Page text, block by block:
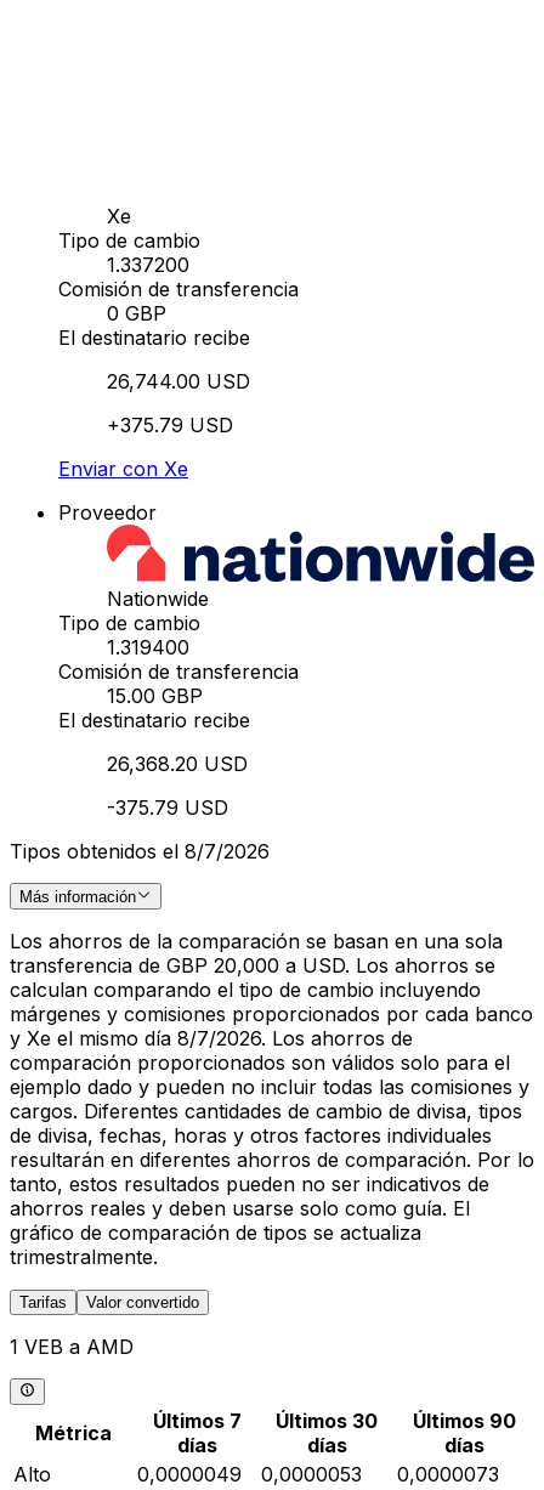
Xe
Tipo de cambio
1.337200
Comisión de transferencia
0 GBP
El destinatario recibe
26,744.00 USD
+375.79 USD
Enviar con Xe
Proveedor
Nationwide
Tipo de cambio
1.319400
Comisión de transferencia
15.00 GBP
El destinatario recibe
26,368.20 USD
-375.79 USD
Tipos obtenidos el 8/7/2026
Más información
Los ahorros de la comparación se basan en una sola
transferencia de GBP 20,000 a USD. Los ahorros se
calculan comparando el tipo de cambio incluyendo
márgenes y comisiones proporcionados por cada banco
y Xe el mismo día 8/7/2026. Los ahorros de
comparación proporcionados son válidos solo para el
ejemplo dado y pueden no incluir todas las comisiones y
cargos. Diferentes cantidades de cambio de divisa, tipos
de divisa, fechas, horas y otros factores individuales
resultarán en diferentes ahorros de comparación. Por lo
tanto, estos resultados pueden no ser indicativos de
ahorros reales y deben usarse solo como guía. El
gráfico de comparación de tipos se actualiza
trimestralmente.
Tarifas Valor convertido
1 VEB a AMD
Métrica
Últimos 7
días
Últimos 30
días
Últimos 90
días
Alto
0,0000049 0,0000053
0,0000073